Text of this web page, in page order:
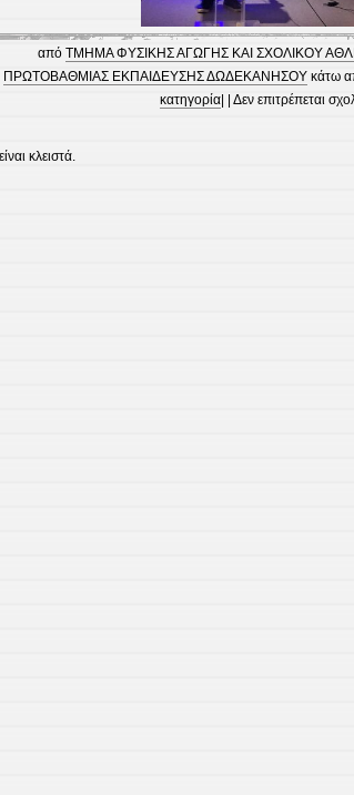
από ΤΜΗΜΑ ΦΥΣΙΚΗΣ ΑΓΩΓΗΣ ΚΑΙ ΣΧΟΛΙΚΟΥ
ΠΡΩΤΟΒΑΘΜΙΑΣ ΕΚΠΑΙΔΕΥΣΗΣ ΔΩΔΕΚΑΝΗΣΟΥκάτω
κατηγορία| | Δεν επιτρέπεται
κλειστά.